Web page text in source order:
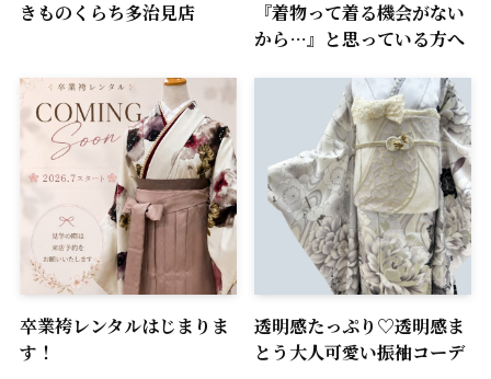
きものくらち多治見店
『着物って着る機会がない
から…』と思っている方へ
卒業袴レンタルはじまりま
す！
透明感たっぷり♡透明感ま
とう大人可愛い振袖コーデ